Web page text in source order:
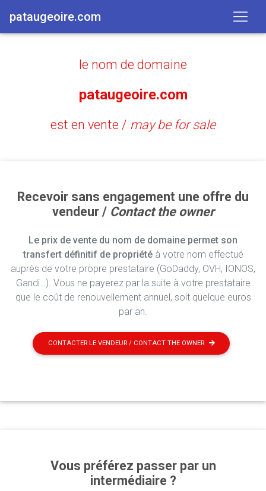
pataugeoire.com
le nom de domaine
pataugeoire.com
est en vente / may be for sale
Recevoir sans engagement une offre du
vendeur / Contact the owner
Le prix de vente du nom de domaine permet son
transfert définitif de propriétéà votre nom effectué
auprès de votre propre prestataire (GoDaddy, OVH, IONOS,
Gandi…). Vous ne payerez par la suite à votre prestataire
que le coût de renouvellement annuel, soit quelque euros
par an.
CONTACTER LE VENDEUR / CONTACT THE OWNER
Vous préférez passer par un
intermédiaire ?